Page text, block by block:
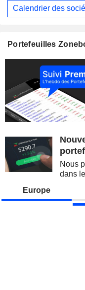
Calendrier des
Portefeuilles
Nous
dans
Europe